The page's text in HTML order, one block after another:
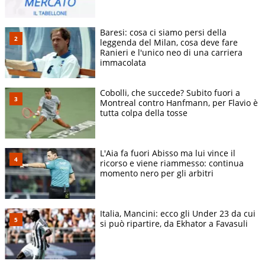
Baresi: cosa ci siamo persi della
leggenda del Milan, cosa deve fare
Ranieri e l'unico neo di una carriera
immacolata
Cobolli, che succede? Subito fuori a
Montreal contro Hanfmann, per Flavio è
tutta colpa della tosse
L'Aia fa fuori Abisso ma lui vince il
ricorso e viene riammesso: continua
momento nero per gli arbitri
Italia, Mancini: ecco gli Under 23 da cui
si può ripartire, da Ekhator a Favasuli